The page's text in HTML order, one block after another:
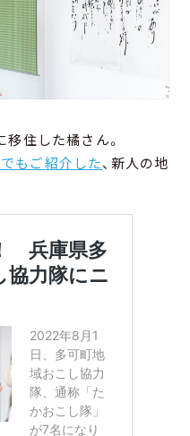
住した橘さん。
もご紹介した、新人の地